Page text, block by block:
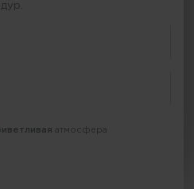
атмосфера